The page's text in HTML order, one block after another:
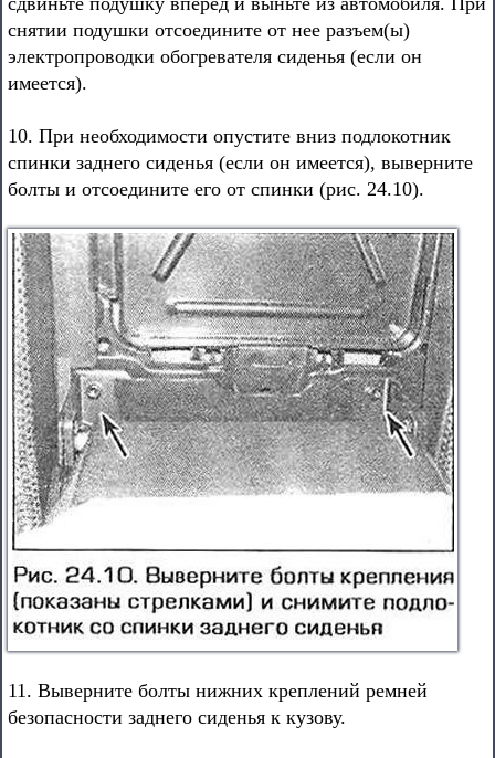
снятии подушки отсоедините от нее разъем(ы)
электропроводки обогревателя сиденья (если он
имеется).
10. При необходимости опустите вниз подлокотник
спинки заднего сиденья (если он имеется), выверните
болты и отсоедините его от спинки (рис. 24.10).
11. Выверните болты нижних креплений ремней
безопасности заднего сиденья к кузову.